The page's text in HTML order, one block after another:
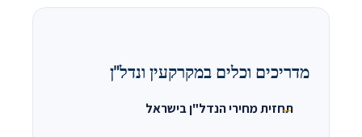
מדריכים וכלים במקרקעין ונדל"ן
תחזית מחירי הנדל"ן בישראל